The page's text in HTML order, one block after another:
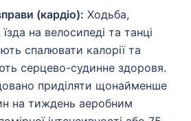
(кардіо): Ходьба,
на велосипеді та танці
спалювати калорії та
серцево-судинне здоровя.
приділяти щонайменше
на тиждень аеробним